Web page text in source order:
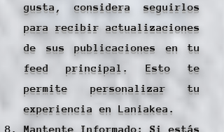
gusta, considera seguirlos
para recibir actualizaciones
de sus publicaciones en tu
feed principal. Esto te
permite personalizar tu
experiencia en Laniakea.
Mantente Informado: Si estás